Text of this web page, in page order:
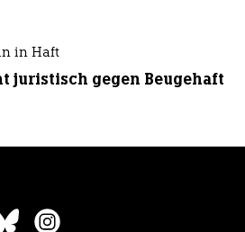
in Haft
juristisch gegen Beugehaft